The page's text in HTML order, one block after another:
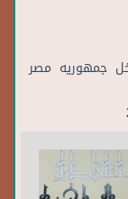
جمهوريه مصر